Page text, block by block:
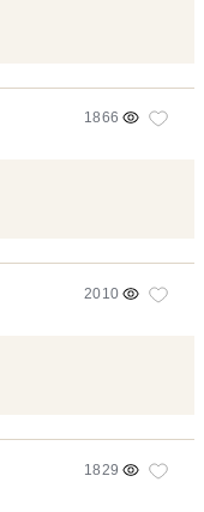
1866
2010
1829